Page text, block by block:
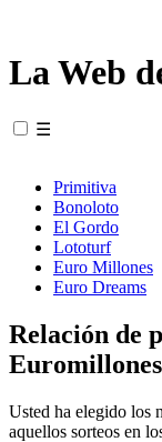
La Web
☰
Primitiva
Bonoloto
El Gordo
Lototurf
Euro Millones
Euro Dreams
Relación de
Usted ha elegido los
aquellos sorteos en